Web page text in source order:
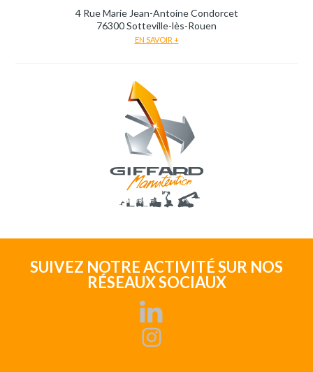
4 Rue Marie Jean-Antoine Condorcet
76300 Sotteville-lès-Rouen
EN SAVOIR +
SUIVEZ NOTRE ACTIVITÉ SUR NOS
RÉSEAUX SOCIAUX